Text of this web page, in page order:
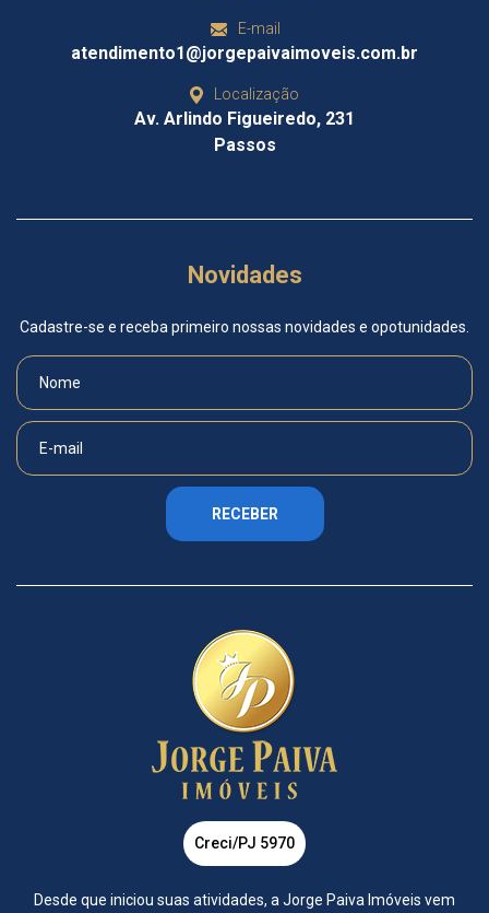
E-mail
atendimento1@jorgepaivaimoveis.com.br
Localização
Av. Arlindo Figueiredo, 231
Passos
Novidades
Cadastre-se e receba primeiro nossas novidades e opotunidades.
RECEBER
Creci/PJ 5970
Desde que iniciou suas atividades, a Jorge Paiva Imóveis vem